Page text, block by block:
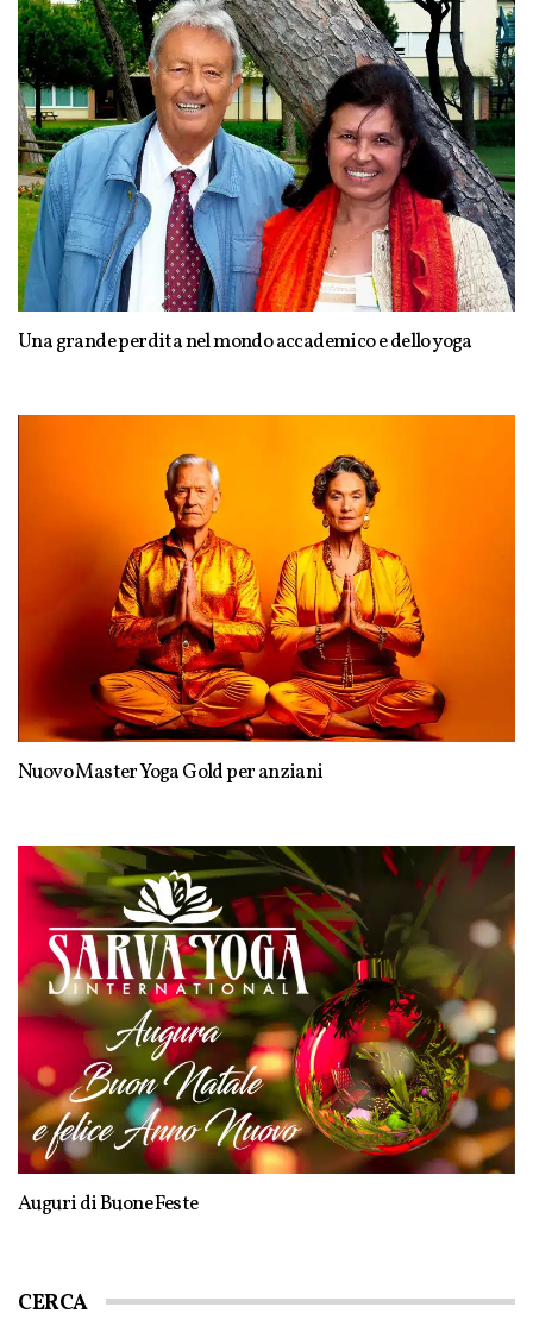
Una grande perdita nel mondo accademico e dello yoga
Nuovo Master Yoga Gold per anziani
Auguri di Buone Feste
CERCA